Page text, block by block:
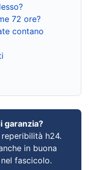
72 ore?
contano
garanzia?
h24.
in buona
fascicolo.